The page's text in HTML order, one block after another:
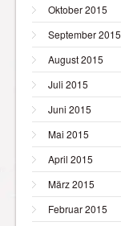
Oktober 2015
September 2015
August 2015
Juli 2015
Juni 2015
Mai 2015
April 2015
März 2015
Februar 2015